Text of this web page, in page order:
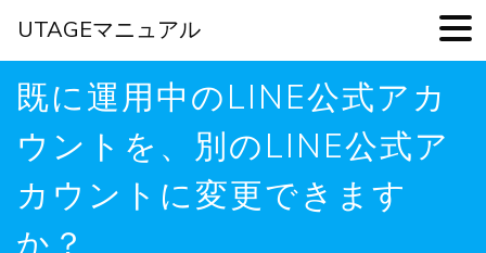
Skip
content
既に運用中のLINE公式アカ
ウントを、別のLINE公式ア
カウントに変更できます
か？
UTAGEマニュアル